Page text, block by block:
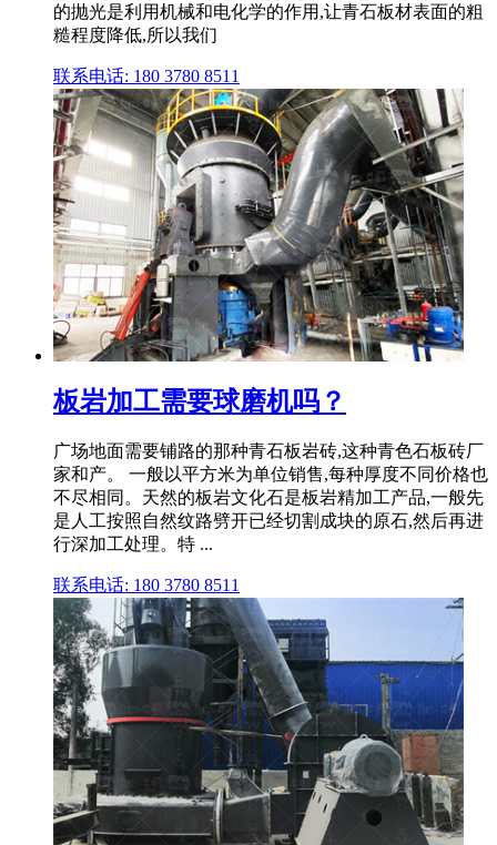
的抛光是利用机械和电化学的作用,让青石板材表面的粗
糙程度降低,所以我们
联系电话: 180 3780 8511
板岩加工需要球磨机吗？
广场地面需要铺路的那种青石板岩砖,这种青色石板砖厂
家和产。 一般以平方米为单位销售,每种厚度不同价格也
不尽相同。天然的板岩文化石是板岩精加工产品,一般先
是人工按照自然纹路劈开已经切割成块的原石,然后再进
行深加工处理。特 ...
联系电话: 180 3780 8511